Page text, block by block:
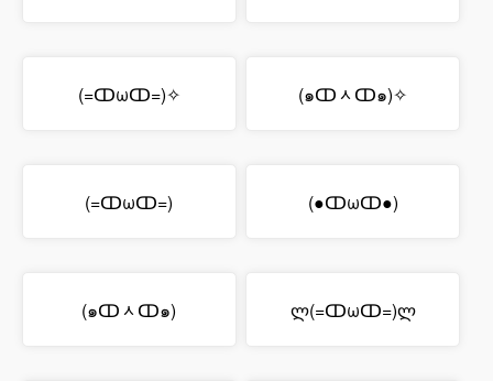
(=ↀωↀ=)✧ (๑ↀᆺↀ๑)✧
(=ↀωↀ=) (●ↀωↀ●)
(๑ↀᆺↀ๑) ლ(=ↀωↀ=)ლ